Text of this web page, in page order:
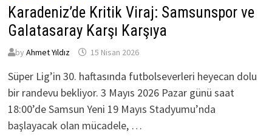
Karadeniz’de Kritik Viraj: Samsunspor ve
Galatasaray Karşı Karşıya
by Ahmet Yıldız 15 Nisan 2026
Süper Lig’in 30. haftasında futbolseverleri heyecan dolu
bir randevu bekliyor. 3 Mayıs 2026 Pazar günü saat
18:00’de Samsun Yeni 19 Mayıs Stadyumu’nda
başlayacak olan mücadele, …